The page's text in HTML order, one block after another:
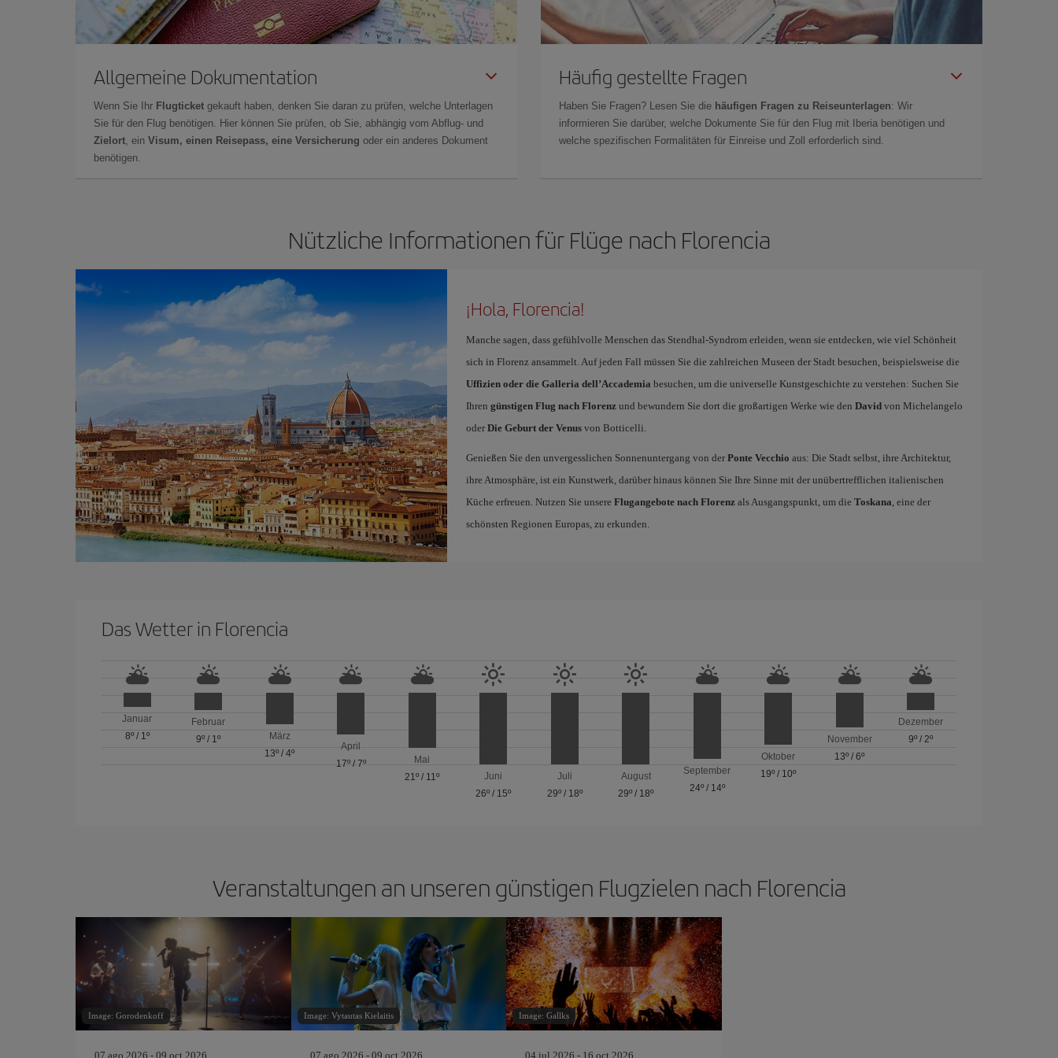
Allgemeine Dokumentation
Wenn Sie Ihr Flugticket gekauft haben, denken Sie daran zu prüfen, welche Unterlagen
Sie für den Flug benötigen. Hier können Sie prüfen, ob Sie, abhängig vom Abflug- und
Zielort, ein Visum, einen Reisepass, eine Versicherung oder ein anderes Dokument
benötigen.
Häufig gestellte Fragen
Haben Sie Fragen? Lesen Sie die häufigen Fragen zu Reiseunterlagen: Wir
informieren Sie darüber, welche Dokumente Sie für den Flug mit Iberia benötigen und
welche spezifischen Formalitäten für Einreise und Zoll erforderlich sind.
Nützliche Informationen für Flüge nach Florencia
¡Hola, Florencia!
Manche sagen, dass gefühlvolle Menschen das Stendhal-Syndrom erleiden, wenn sie entdecken, wie viel Schönheit
sich in Florenz ansammelt. Auf jeden Fall müssen Sie die zahlreichen Museen der Stadt besuchen, beispielsweise die
Uffizien oder die Galleria dell’Accademia besuchen, um die universelle Kunstgeschichte zu verstehen: Suchen Sie
Ihren günstigen Flug nach Florenzund bewundern Sie dort die großartigen Werke wie den Davidvon Michelangelo
oder Die Geburt der Venusvon Botticelli.
Genießen Sie den unvergesslichen Sonnenuntergang von der Ponte Vecchio aus: Die Stadt selbst, ihre Architektur,
ihre Atmosphäre, ist ein Kunstwerk, darüber hinaus können Sie Ihre Sinne mit der unübertrefflichen italienischen
Küche erfreuen. Nutzen Sie unsere Flugangebote nach Florenzals Ausgangspunkt, um die Toskana, eine der
schönsten Regionen Europas, zu erkunden.
Das Wetter in Florencia
Januar
8º/ 1º
Februar
9º / 1º
März
13º /4º
April
17º/ 7º
Mai
21º / 11º
Juni
26º / 15º
Juli
29º/ 18º
August
29º / 18º
September
24º/ 14º
Oktober
19º / 10º
November
13º /6º
Dezember
9º /2º
Veranstaltungen an unseren günstigen Flugzielen nach Florencia
Image: Gorodenkoff
07 ago 2026 - 09 oct 2026
Image: Vytautas Kielaitis
07 ago 2026 - 09 oct 2026
Image: Gallks
04 jul 2026 - 16 oct 2026